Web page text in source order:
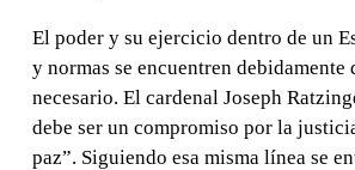
El poder y su ejercicio dentro de un
y normas se encuentren
necesario. El cardenal Joseph
debe ser un compromiso por la
paz”. Siguiendo esa misma línea se